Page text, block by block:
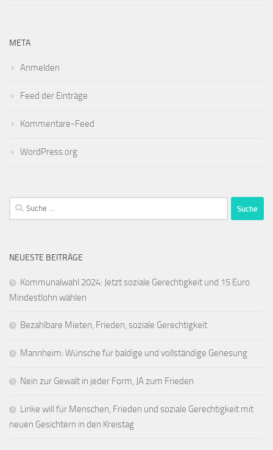
META
Anmelden
Feed der Einträge
Kommentare-Feed
WordPress.org
Suche
nach:
NEUESTE BEITRÄGE
Kommunalwahl 2024: Jetzt soziale Gerechtigkeit und 15 Euro
Mindestlohn wählen
Bezahlbare Mieten, Frieden, soziale Gerechtigkeit
Mannheim: Wünsche für baldige und vollständige Genesung
Nein zur Gewalt in jeder Form, JA zum Frieden
Linke will für Menschen, Frieden und soziale Gerechtigkeit mit
neuen Gesichtern in den Kreistag